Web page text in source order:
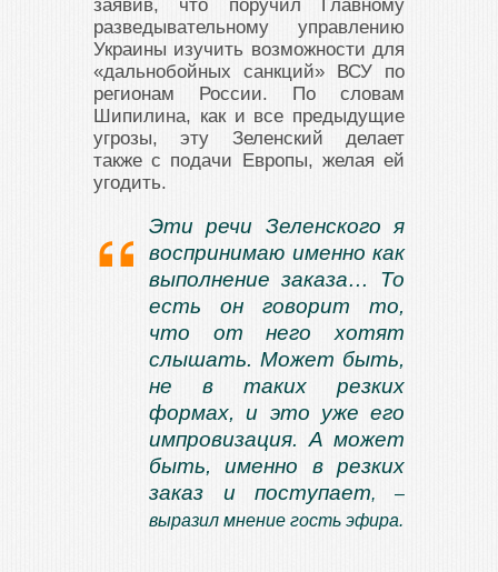
заявив, что поручил Главному
разведывательному управлению
Украины изучить возможности для
«дальнобойных санкций» ВСУ по
регионам России. По словам
Шипилина, как и все предыдущие
угрозы, эту Зеленский делает
также с подачи Европы, желая ей
угодить.
Эти речи Зеленского я
воспринимаю именно как
выполнение заказа… То
есть он говорит то,
что от него хотят
слышать. Может быть,
не в таких резких
формах, и это уже его
импровизация. А может
быть, именно в резких
заказ и поступает, –
выразил мнение гость эфира.